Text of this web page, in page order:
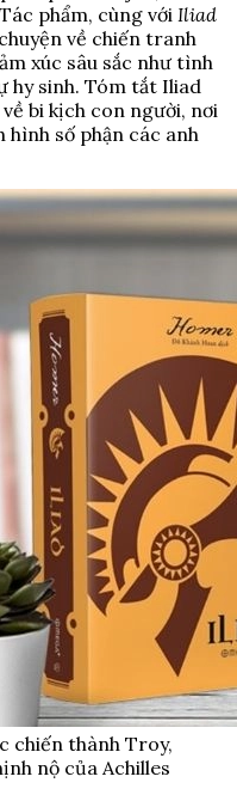
phẩm, cùng với Iliad
về chiến tranh
xúc sâu sắc như tình
hy sinh. Tóm tắt Iliad
bi kịch con người, nơi
số phận các anh
chiến thành Troy,
nộ của Achilles